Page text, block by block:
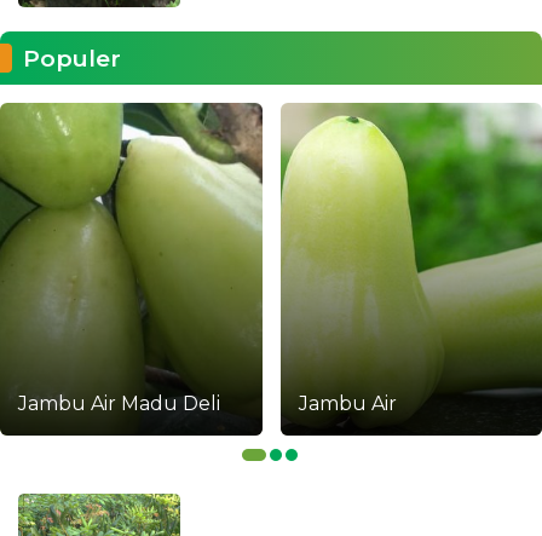
Populer
Jambu Air Durian D24